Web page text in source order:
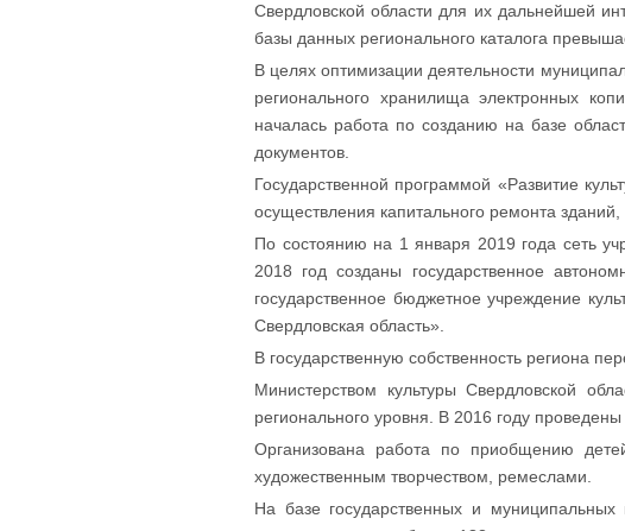
Свердловской области для их дальнейшей
базы данных регионального каталога
В целях оптимизации деятельности
регионального хранилища электронных
началась работа по созданию на базе
документов.
Государственной программой «Развитие
осуществления капитального ремонта
По состоянию на 1 января 2019 года сеть
2018 год созданы государственное
государственное бюджетное учреждение
Свердловская область».
В государственную собственность региона
Министерством культуры Свердловской
регионального уровня. В 2016 году
Организована работа по приобщению
художественным творчеством, ремеслами.
На базе государственных и